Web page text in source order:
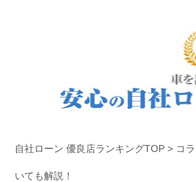
自社ローン 優良店ランキングTOP> コ
いても解説！